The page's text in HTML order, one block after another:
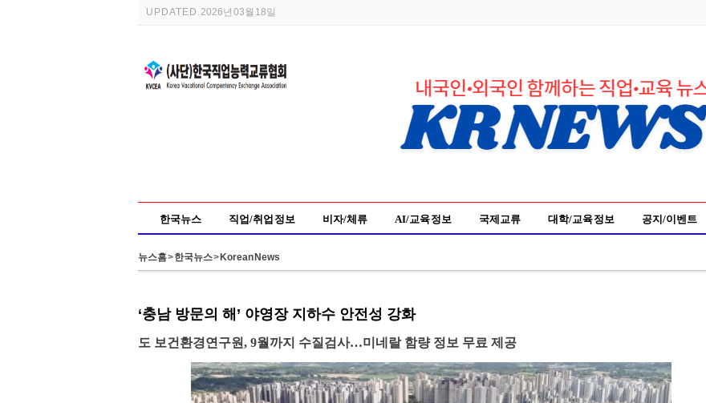
UPDATED.2026년 03월 18일
한국뉴스 직업/취업 정보 비자/체류 AI/교육 정보 국제교류 대학/교육 정보 공지/이벤트
뉴스홈>한국뉴스> Korean News